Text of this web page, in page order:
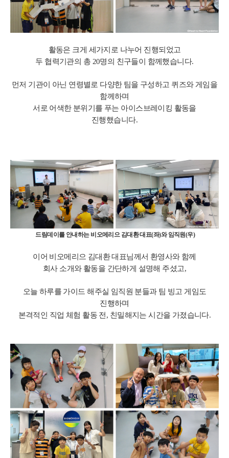
활동은 크게 세가지로 나누어 진행되었고
두 협력기관의 총 20명의 친구들이 함께했습니다.
먼저 기관이 아닌 연령별로 다양한 팀을 구성하고 퀴즈와 게임을
함께하며
서로 어색한 분위기를 푸는 아이스브레이킹 활동을
진행했습니다.
드림데이를 안내하는 비오메리으 김대환 대표(좌)와 임직원(우)
이어 비오메리으 김대환 대표님께서 환영사와 함께
회사 소개와 활동을 간단하게 설명해 주셨고,
오늘 하루를 가이드 해주실 임직원 분들과 팀 빙고 게임도
진행하며
본격적인 직업 체험 활동 전, 친밀해지는 시간을 가졌습니다.